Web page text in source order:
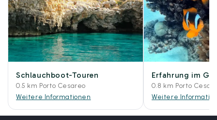
Schlauchboot-Touren
0.5 km Porto Cesareo
Weitere Informationen
Erfahrung im
0.8 km Porto
Weitere